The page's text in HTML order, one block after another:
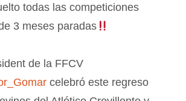
todas las competiciones
3 meses paradas
de la FFCV
celebró este regreso